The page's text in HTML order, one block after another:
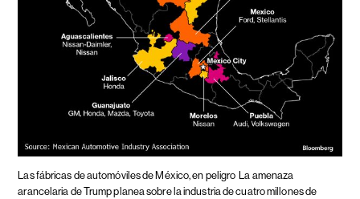
Las fábricas de automóviles de México, en peligro La amenaza
arancelaria de Trump planea sobre la industria de cuatro millones de